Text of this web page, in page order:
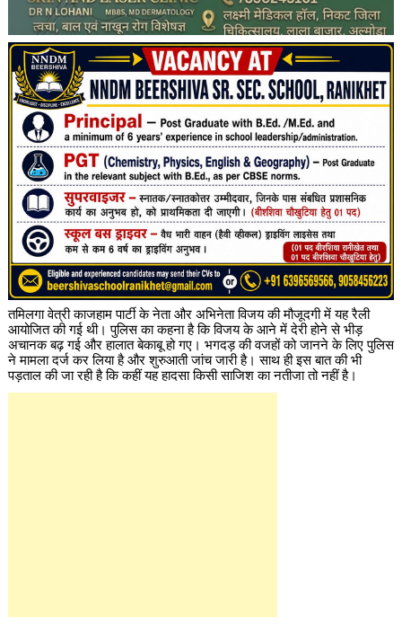
तमिलगा वेत्री काजहाम पार्टी के नेता और अभिनेता विजय की मौजूदगी में यह रैली
आयोजित की गई थी। पुलिस का कहना है कि विजय के आने में देरी होने से भीड़
अचानक बढ़ गई और हालात बेकाबू हो गए। भगदड़ की वजहों को जानने के लिए पुलिस
ने मामला दर्ज कर लिया है और शुरुआती जांच जारी है। साथ ही इस बात की भी
पड़ताल की जा रही है कि कहीं यह हादसा किसी साजिश का नतीजा तो नहीं है।